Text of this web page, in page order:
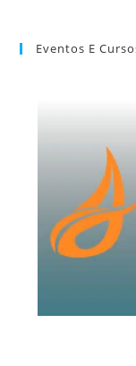
Eventos E